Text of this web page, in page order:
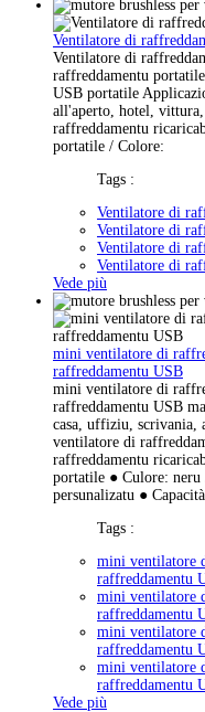
Ventilatore di
Ventilatore di
raffreddamentu
USB portatile
all'aperto, hotel,
raffreddamentu
portatile / Colore:
Tags :
Ventilatore di
Ventilatore di
Ventilatore di
Ventilatore di
Vede più
mini ventilatore di
raffreddamentu USB
mini ventilatore di
raffreddamentu USB
casa, uffiziu,
ventilatore di
raffreddamentu
portatile ● Culore: neru
persunalizatu ●
Tags :
mini ventilatore
raffreddamentu
mini ventilatore
raffreddamentu
mini ventilatore
raffreddamentu
mini ventilatore
raffreddamentu
Vede più